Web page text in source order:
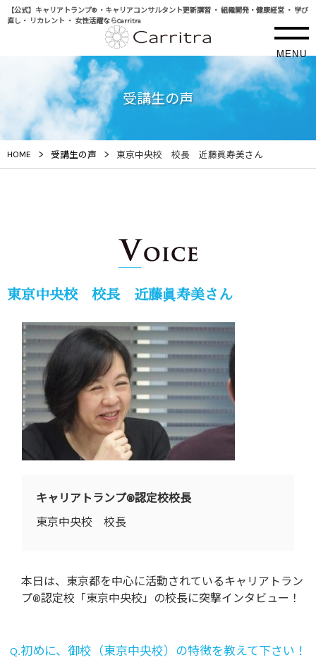
【公式】キャリアトランプ® ・キャリアコンサルタント更新講習 ・ 組織開発・健康経営 ・ 学び
直し・ リカレント ・ 女性活躍ならCarritra
MENU
受講生の声
HOME > 受講生の声 > 東京中央校 校長 近藤眞寿美さん
東京中央校 校長 近藤眞寿美さん
キャリアトランプ®認定校校長
東京中央校 校長
本日は、東京都を中心に活動されているキャリアトラン
プ®認定校「東京中央校」の校長に突撃インタビュー！
Q.初めに、御校（東京中央校）の特徴を教えて下さい！